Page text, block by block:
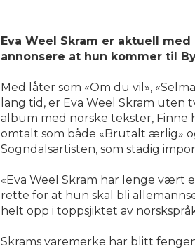
Eva Weel Skram er aktuell
annonsere at hun kommer til
Med låter som «Om du vil»,
lang tid, er Eva Weel Skram
album med norske tekster, Finne
omtalt som både «Brutalt ærlig»
Sogndalsartisten, som stadig
«Eva Weel Skram har lenge vært
rette for at hun skal bli
helt opp i toppsjiktet av
Skrams varemerke har blitt